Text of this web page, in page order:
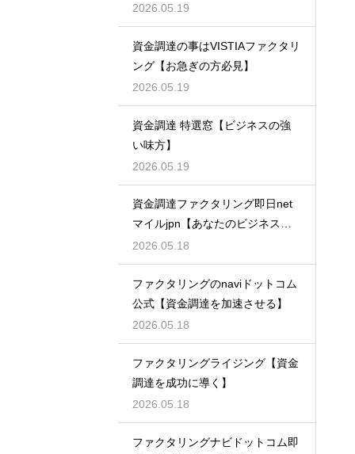
2026.05.19
資金調達の事はVISTIAファクタリ
ング【お急ぎの方必見】
2026.05.19
資金調達 特選窓【ビジネスの強
い味方】
2026.05.19
資金調達ファクタリング即日net
マイルjpn【あなたのビジネスを
支える】
2026.05.18
ファクタリングのnaviドットコム
公式【資金調達を加速させる】
2026.05.18
ファクタリングライジング【資金
調達を成功に導く】
2026.05.18
ファクタリングナビドットコム即